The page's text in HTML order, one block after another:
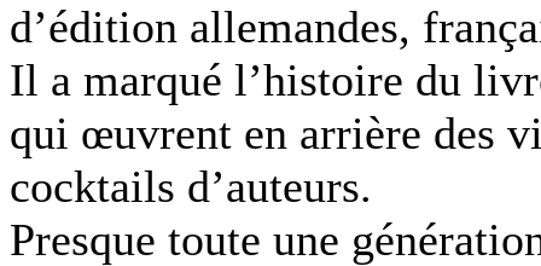
d’édition allemandes,
Il a marqué l’histoire du
qui œuvrent en arrière des
cocktails d’auteurs.
Presque toute une